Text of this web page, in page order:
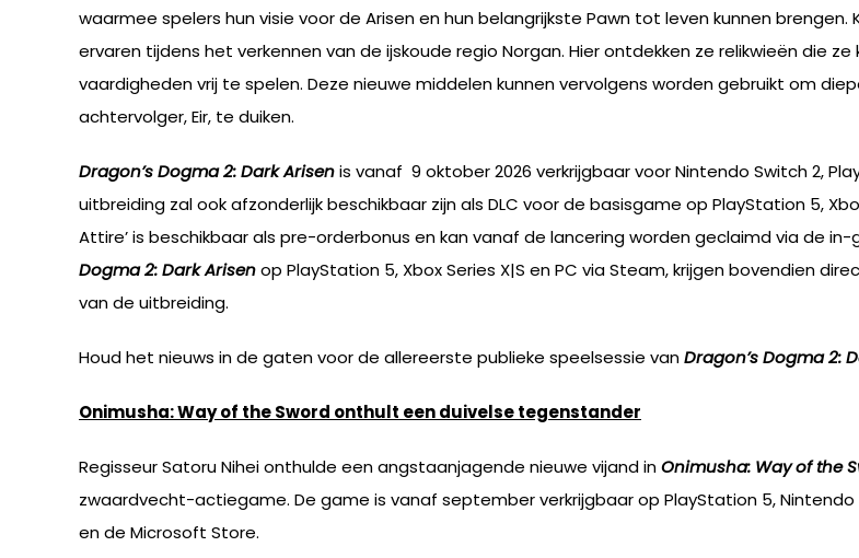
waarmee spelers hun visie voor de Arisen en hun belangrijkste Pawn tot leven kunnen
ervaren tijdens het verkennen van de ijskoude regio Norgan. Hier ontdekken ze relikwieën die
vaardigheden vrij te spelen. Deze nieuwe middelen kunnen vervolgens worden gebruikt om
achtervolger, Eir, te duiken.
Dragon’s Dogma 2: Dark Arisenis vanaf 9 oktober 2026 verkrijgbaar voor Nintendo Switch 2,
uitbreiding zal ook afzonderlijk beschikbaar zijn als DLC voor de basisgame op PlayStation 5,
Attire’ is beschikbaar als pre-orderbonus en kan vanaf de lancering worden geclaimd via de
Dogma 2: Dark Arisenop PlayStation 5, Xbox Series X|S en PC via Steam, krijgen bovendien
van de uitbreiding.
Houd het nieuws in de gaten voor de allereerste publieke speelsessie vanDragon’s Dogma 2:
Onimusha: Way of the Sword onthult een duivelse tegenstander
Regisseur Satoru Nihei onthulde een angstaanjagende nieuwe vijand inOnimusha: Way of the
zwaardvecht-actiegame. De game is vanaf september verkrijgbaar op PlayStation 5, Nintendo
en de Microsoft Store.